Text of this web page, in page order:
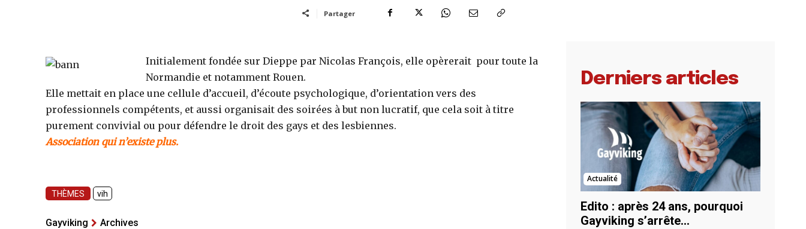
Partager
Initialement fondée sur Dieppe par Nicolas François, elle opèrerait pour toute la
Normandie et notamment Rouen.
Elle mettait en place une cellule d’accueil, d’écoute psychologique, d’orientation vers des
professionnels compétents, et aussi organisait des soirées à but non lucratif, que cela soit à titre
purement convivial ou pour défendre le droit des gays et des lesbiennes.
Association qui n’existe plus.
THÈMES vih
Gayviking Archives
Derniers articles
Actualité
Edito : après 24 ans, pourquoi
Gayviking s’arrête…